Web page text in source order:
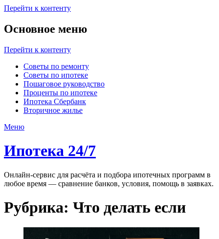
Перейти к контенту
Основное меню
Перейти к контенту
Советы по ремонту
Советы по ипотеке
Пошаговое руководство
Проценты по ипотеке
Ипотека Сбербанк
Вторичное жилье
Меню
Ипотека 24/7
Онлайн-сервис для расчёта и подбора ипотечных программ в
любое время — сравнение банков, условия, помощь в заявках.
Рубрика: Что делать если